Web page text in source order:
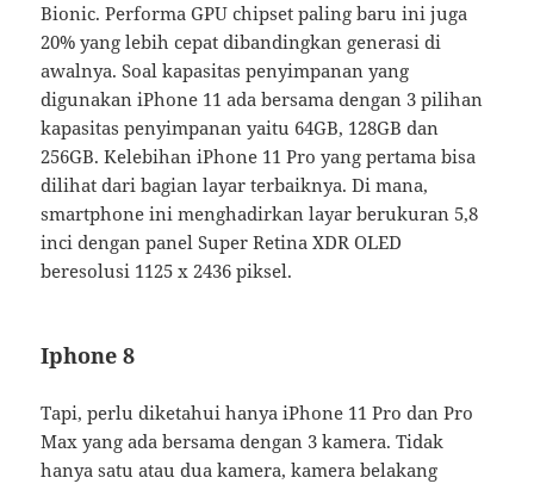
Bionic. Performa GPU chipset paling baru ini juga
20% yang lebih cepat dibandingkan generasi di
awalnya. Soal kapasitas penyimpanan yang
digunakan iPhone 11 ada bersama dengan 3 pilihan
kapasitas penyimpanan yaitu 64GB, 128GB dan
256GB. Kelebihan iPhone 11 Pro yang pertama bisa
dilihat dari bagian layar terbaiknya. Di mana,
smartphone ini menghadirkan layar berukuran 5,8
inci dengan panel Super Retina XDR OLED
beresolusi 1125 x 2436 piksel.
Iphone 8
Tapi, perlu diketahui hanya iPhone 11 Pro dan Pro
Max yang ada bersama dengan 3 kamera. Tidak
hanya satu atau dua kamera, kamera belakang